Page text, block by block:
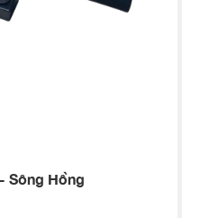
Sông Hồng